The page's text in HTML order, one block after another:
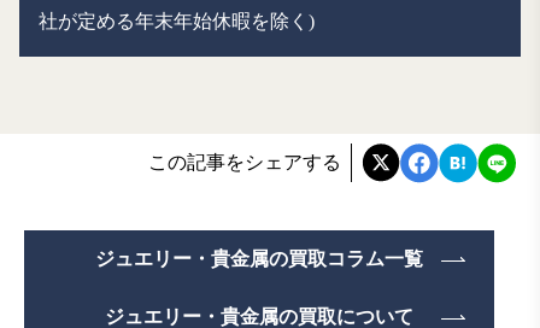
社が定める年末年始休暇を除く)
この記事をシェアする
ジュエリー・貴金属の買取コラム一覧
ジュエリー・貴金属の買取について